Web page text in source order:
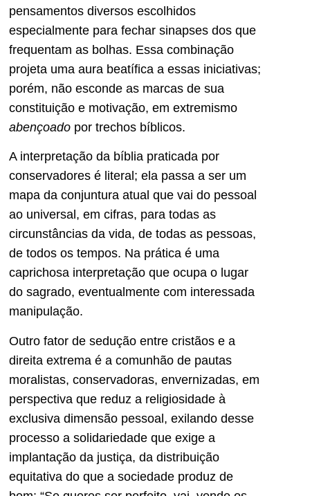
pensamentos diversos escolhidos
especialmente para fechar sinapses dos que
frequentam as bolhas. Essa combinação
projeta uma aura beatífica a essas iniciativas;
porém, não esconde as marcas de sua
constituição e motivação, em extremismo
abençoado por trechos bíblicos.
A interpretação da bíblia praticada por
conservadores é literal; ela passa a ser um
mapa da conjuntura atual que vai do pessoal
ao universal, em cifras, para todas as
circunstâncias da vida, de todas as pessoas,
de todos os tempos. Na prática é uma
caprichosa interpretação que ocupa o lugar
do sagrado, eventualmente com interessada
manipulação.
Outro fator de sedução entre cristãos e a
direita extrema é a comunhão de pautas
moralistas, conservadoras, envernizadas, em
perspectiva que reduz a religiosidade à
exclusiva dimensão pessoal, exilando desse
processo a solidariedade que exige a
implantação da justiça, da distribuição
equitativa do que a sociedade produz de